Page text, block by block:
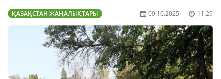
ҚАЗАҚСТАН ЖАҢАЛЫҚТАРЫ 09.10.2025 11:29